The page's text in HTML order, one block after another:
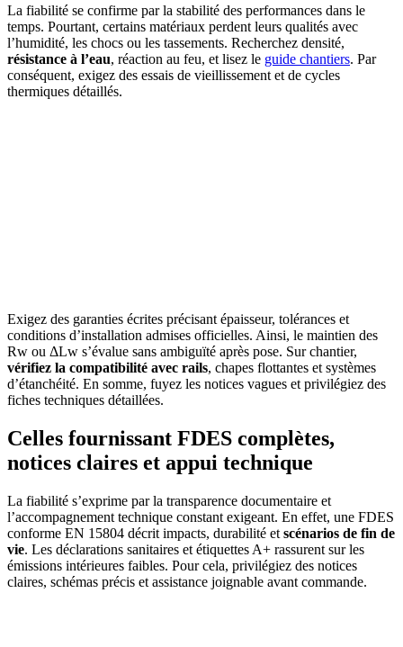
La fiabilité se confirme par la stabilité des performances dans le
temps. Pourtant, certains matériaux perdent leurs qualités avec
l’humidité, les chocs ou les tassements. Recherchez densité,
résistance à l’eau, réaction au feu, et lisez le guide chantiers. Par
conséquent, exigez des essais de vieillissement et de cycles
thermiques détaillés.
Exigez des garanties écrites précisant épaisseur, tolérances et
conditions d’installation admises officielles. Ainsi, le maintien des
Rw ou ΔLw s’évalue sans ambiguïté après pose. Sur chantier,
vérifiez la compatibilité avec rails, chapes flottantes et systèmes
d’étanchéité. En somme, fuyez les notices vagues et privilégiez des
fiches techniques détaillées.
Celles fournissant FDES complètes,
notices claires et appui technique
La fiabilité s’exprime par la transparence documentaire et
l’accompagnement technique constant exigeant. En effet, une FDES
conforme EN 15804 décrit impacts, durabilité et scénarios de fin de
vie. Les déclarations sanitaires et étiquettes A+ rassurent sur les
émissions intérieures faibles. Pour cela, privilégiez des notices
claires, schémas précis et assistance joignable avant commande.